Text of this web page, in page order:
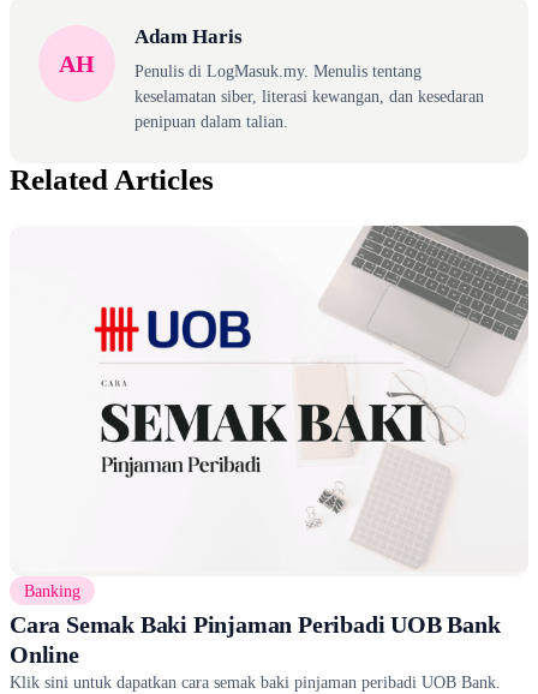
AH
Adam Haris
Penulis di LogMasuk.my. Menulis tentang
keselamatan siber, literasi kewangan, dan kesedaran
penipuan dalam talian.
Related Articles
Banking
Cara Semak Baki Pinjaman Peribadi UOB Bank
Online
Klik sini untuk dapatkan cara semak baki pinjaman peribadi UOB Bank.